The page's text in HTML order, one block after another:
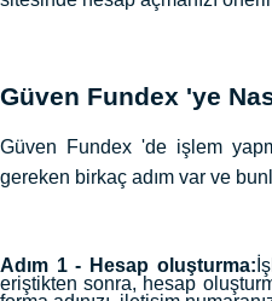
Güven Fundex 'ye
Güven Fundex 'de işlem
gereken birkaç adım var ve
Adım 1 - Hesap oluşturma:
eriştikten sonra, hesap